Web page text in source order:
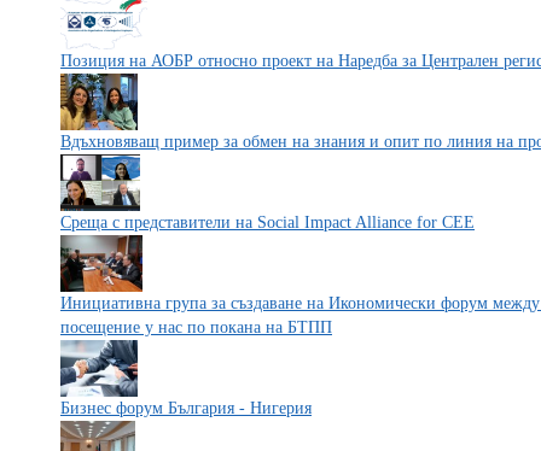
Позиция на АОБР относно проект на Наредба за Централен
Вдъхновяващ пример за обмен на знания и опит по линия на
Среща с представители на Social Impact Alliance for CEE
Инициативна група за създаване на Икономически форум
посещение у нас по покана на БТПП
Бизнес форум България - Нигерия